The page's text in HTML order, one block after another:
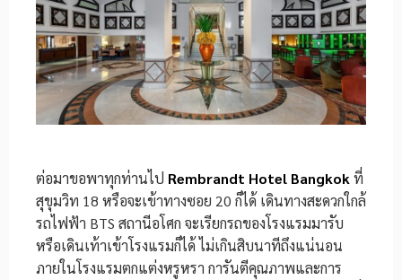
ต่อมาขอพาทุกท่านไป Rembrandt Hotel Bangkokที่
สุขุมวิท 18 หรือจะเข้าทางซอย 20 ก็ได้ เดินทางสะดวกใกล้
รถไฟฟ้า BTS สถานีอโศก จะเรียกรถของโรงแรมมารับ
หรือเดินเท้าเข้าโรงแรมก็ได้ ไม่เกินสิบนาทีถึงแน่นอน
ภายในโรงแรมตกแต่งหรูหรา การันตีคุณภาพและการ